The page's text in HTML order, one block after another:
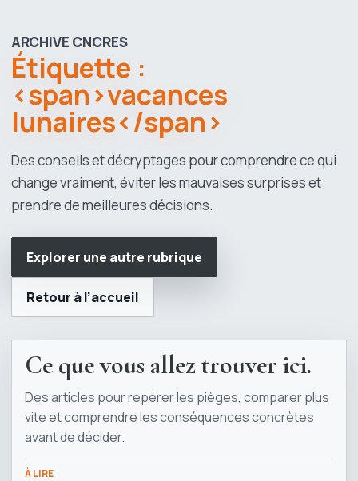
ARCHIVE CNCRES
Étiquette :
<span>vacances
lunaires</span>
Des conseils et décryptages pour comprendre ce qui
change vraiment, éviter les mauvaises surprises et
prendre de meilleures décisions.
Explorer une autre rubrique
Retour à l’accueil
Ce que vous allez trouver ici.
Des articles pour repérer les pièges, comparer plus
vite et comprendre les conséquences concrètes
avant de décider.
À LIRE